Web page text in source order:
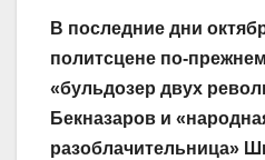
В последние дни
политсцене по-
«бульдозер двух
Бекназаров и
разоблачительница»